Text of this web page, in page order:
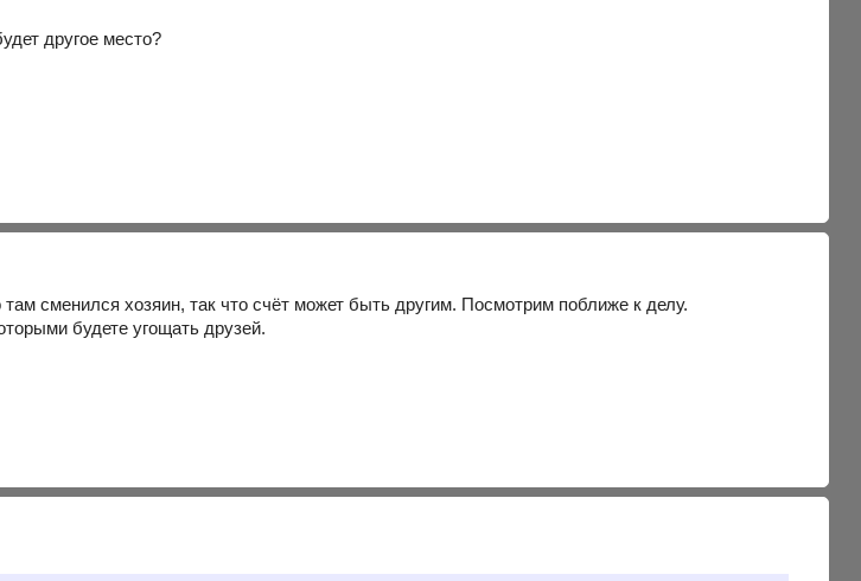
другое место?
сменился хозяин, так что счёт может быть другим. Посмотрим поближе к делу.
будете угощать друзей.